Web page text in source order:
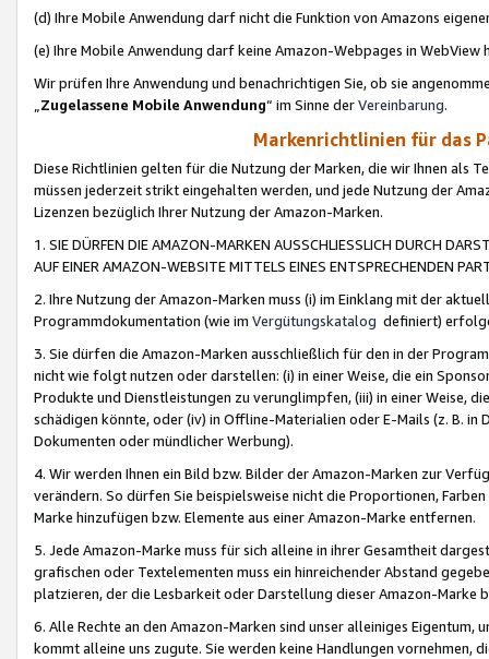
(d) Ihre Mobile Anwendung darf nicht die Funktion von Amazons
(e) Ihre Mobile Anwendung darf keine Amazon-Webpages in WebView
Wir prüfen Ihre Anwendung und benachrichtigen Sie, ob sie
„Zugelassene Mobile Anwendung“ im Sinne derVereinbarung.
Markenrichtlinien für das
Diese Richtlinien gelten für die Nutzung der Marken, die wir Ihnen als
müssen jederzeit strikt eingehalten werden, und jede Nutzung der
Lizenzen bezüglich Ihrer Nutzung der Amazon-Marken.
1. SIE DÜRFEN DIE AMAZON-MARKEN AUSSCHLIESSLICH DURCH
AUF EINER AMAZON-WEBSITE MITTELS EINES ENTSPRECHENDEN
2. Ihre Nutzung der Amazon-Marken muss (i) im Einklang mit der
Programmdokumentation (wie im Vergütungskatalog definiert)
3. Sie dürfen die Amazon-Marken ausschließlich für den in der
nicht wie folgt nutzen oder darstellen: (i) in einer Weise, die ein
Produkte und Dienstleistungen zu verunglimpfen, (iii) in einer Weise,
schädigen könnte, oder (iv) in Offline-Materialien oder E-Mails (z. B. in
Dokumenten oder mündlicher Werbung).
4. Wir werden Ihnen ein Bild bzw. Bilder der Amazon-Marken zur
verändern. So dürfen Sie beispielsweise nicht die Proportionen,
Marke hinzufügen bzw. Elemente aus einer Amazon-Marke entfernen.
5. Jede Amazon-Marke muss für sich alleine in ihrer Gesamtheit
grafischen oder Textelementen muss ein hinreichender Abstand
platzieren, der die Lesbarkeit oder Darstellung dieser Amazon-Marke
6. Alle Rechte an den Amazon-Marken sind unser alleiniges
kommt alleine uns zugute. Sie werden keine Handlungen vornehmen,